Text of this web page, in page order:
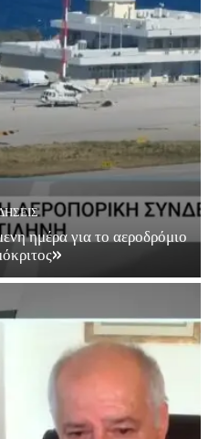
ημέρα για το αεροδρόμιο